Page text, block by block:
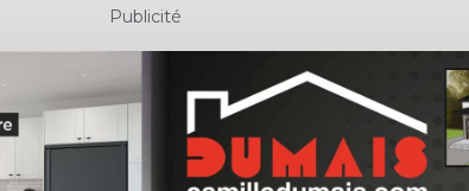
Publicité